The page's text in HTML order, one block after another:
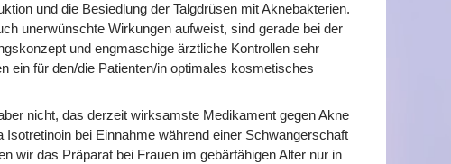
und die Besiedlung der Talgdrüsen mit Aknebakterien.
unerwünschte Wirkungen aufweist, sind gerade bei der
und engmaschige ärztliche Kontrollen sehr
ein für den/die Patienten/in optimales kosmetisches
nicht, das derzeit wirksamste Medikament gegen Akne
Isotretinoin bei Einnahme während einer Schwangerschaft
wir das Präparat bei Frauen im gebärfähigen Alter nur in